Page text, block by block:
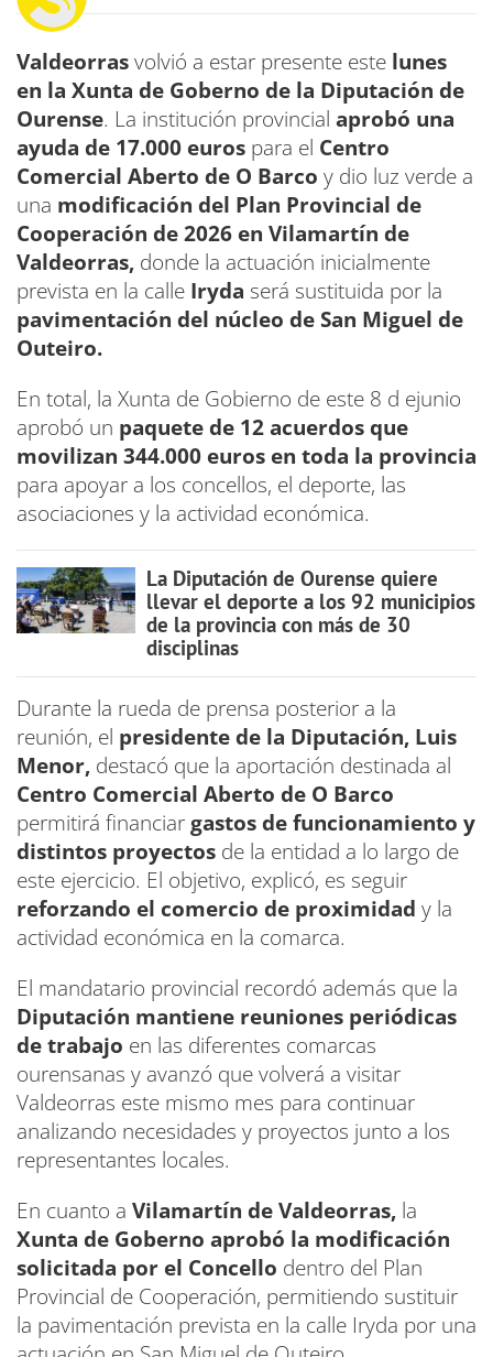
Valdeorrasvolvió a estar presente este lunes
en la Xunta de Goberno de la Diputación de
Ourense. La institución provincial aprobó una
ayuda de 17.000 euros para el Centro
Comercial Aberto de O Barco y dio luz verde a
una modificación del Plan Provincial de
Cooperación de 2026 en Vilamartín de
Valdeorras, donde la actuación inicialmente
prevista en la calle Iryda será sustituida por la
pavimentación del núcleo de San Miguel de
Outeiro.
En total, la Xunta de Gobierno de este 8 d ejunio
aprobó un paquete de 12 acuerdos que
movilizan 344.000 euros en toda la provincia
para apoyar a los concellos, el deporte, las
asociaciones y la actividad económica.
La Diputación de Ourense quiere
llevar el deporte a los 92 municipios
de la provincia con más de 30
disciplinas
Durante la rueda de prensa posterior a la
reunión, el presidente de la Diputación, Luis
Menor, destacó que la aportación destinada al
Centro Comercial Aberto de O Barco
permitirá financiargastos de funcionamiento y
distintos proyectos de la entidad a lo largo de
este ejercicio. El objetivo, explicó, es seguir
reforzando el comercio de proximidad y la
actividad económica en la comarca.
El mandatario provincial recordó además que la
Diputación mantiene reuniones periódicas
de trabajo en las diferentes comarcas
ourensanas y avanzó que volverá a visitar
Valdeorras este mismo mes para continuar
analizando necesidades y proyectos junto a los
representantes locales.
En cuanto a Vilamartín de Valdeorras, la
Xunta de Goberno aprobó la modificación
solicitada por el Concello dentro del Plan
Provincial de Cooperación, permitiendo sustituir
la pavimentación prevista en la calle Iryda por una